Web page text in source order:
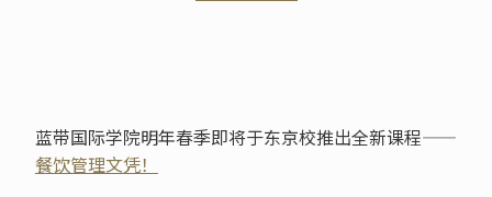
蓝带国际学院明年春季即将于东京校推出全新课程——
餐饮管理文凭！